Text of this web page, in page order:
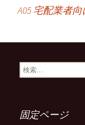
稿
ナ
ビ
ゲ
A05 宅配業者
検
索:
固定ページ